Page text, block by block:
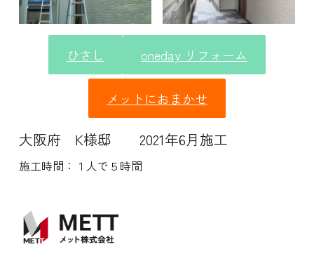
ひさし oneday リフォーム
メットにおまかせ
大阪府 K様邸 2021年6月施工
施工時間：１人で５時間